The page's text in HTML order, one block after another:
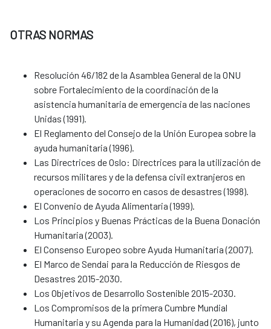
OTRAS NORMAS
Resolución 46/182 de la Asamblea General de la ONU
sobre Fortalecimiento de la coordinación de la
asistencia humanitaria de emergencia de las naciones
Unidas (1991).
El Reglamento del Consejo de la Unión Europea sobre la
ayuda humanitaria (1996).
Las Directrices de Oslo: Directrices para la utilización de
recursos militares y de la defensa civil extranjeros en
operaciones de socorro en casos de desastres (1998).
El Convenio de Ayuda Alimentaria (1999).
Los Principios y Buenas Prácticas de la Buena Donación
Humanitaria (2003).
El Consenso Europeo sobre Ayuda Humanitaria (2007).
El Marco de Sendai para la Reducción de Riesgos de
Desastres 2015-2030.
Los Objetivos de Desarrollo Sostenible 2015-2030.
Los Compromisos de la primera Cumbre Mundial
Humanitaria y su Agenda para la Humanidad (2016), junto